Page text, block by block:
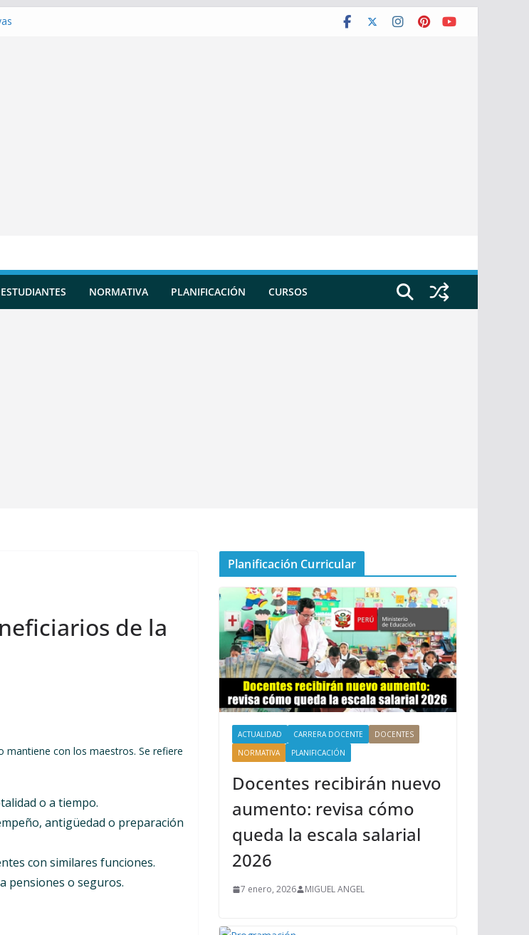
ESTUDIANTES NORMATIVA PLANIFICACIÓN CURSOS
de la
mantiene con los maestros. Se refiere
o a tiempo.
antigüedad o preparación
con similares funciones.
pensiones o seguros.
Planificación Curricular
ACTUALIDAD CARRERA DOCENTE
DOCENTES
NORMATIVA
PLANIFICACIÓN
Docentes recibirán nuevo
aumento: revisa cómo
queda la escala salarial
2026
7 enero, 2026 MIGUEL ANGEL